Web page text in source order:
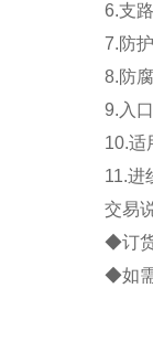
6.支
7.防
8.防
9.入
10.适
11.进
交易
◆订
◆如